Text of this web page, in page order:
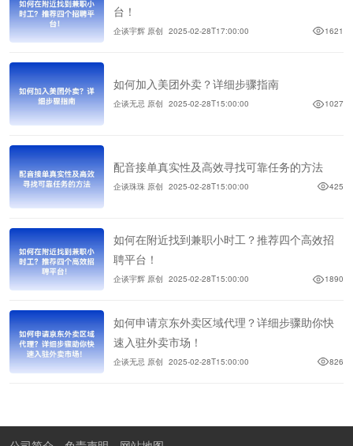
台！
企谈宇辉 原创 2025-02-28T17:00:00 1621
如何加入美团外卖？详细步骤指南
企谈无忌 原创 2025-02-28T15:00:00 1027
配音接单真实性及高效寻找可靠任务的方法
企谈珠珠 原创 2025-02-28T15:00:00 425
如何在附近找到兼职小时工？推荐四个高效招
聘平台！
企谈宇辉 原创 2025-02-28T15:00:00 1890
如何申请京东外卖区域代理？详细步骤助你快
速入驻外卖市场！
企谈无忌 原创 2025-02-28T15:00:00 826